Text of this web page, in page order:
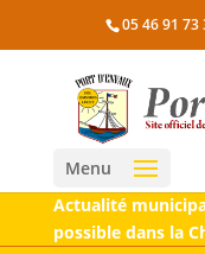
05 46 91 73
Menu
Actualité
possible dans la